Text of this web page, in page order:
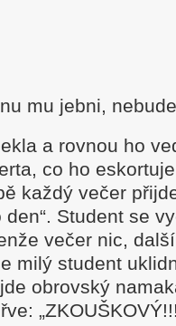
mu jebni,
a rovnou ho
co ho
každý večer
Student se
večer nic,
milý student
obrovský